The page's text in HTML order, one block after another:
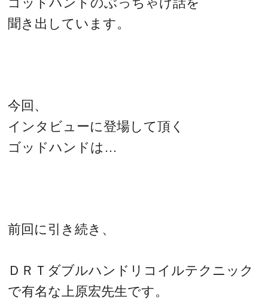
聞き出しています。
今回、
インタビューに登場して頂く
ゴッドハンドは…
前回に引き続き、
ＤＲＴダブルハンドリコイルテクニック
で有名な上原宏先生です。